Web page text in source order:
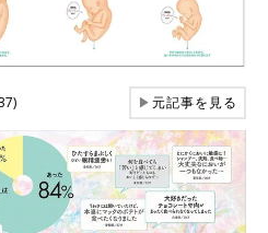
▶元記事を見る